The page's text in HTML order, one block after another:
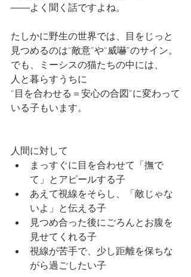
――よく聞く話ですよね。
たしかに野生の世界では、目をじっと
見つめるのは“敵意”や“威嚇”のサイン。
でも、ミーシスの猫たちの中には、
人と暮らすうちに
“目を合わせる＝安心の合図”に変わって
いる子もいます。
人間に対して
まっすぐに目を合わせて「撫で
て」とアピールする子
あえて視線をそらし、「敵じゃな
いよ」と伝える子
見つめ合った後にごろんとお腹を
見せてくれる子
視線が苦手で、少し距離を保ちな
がら過ごしたい子